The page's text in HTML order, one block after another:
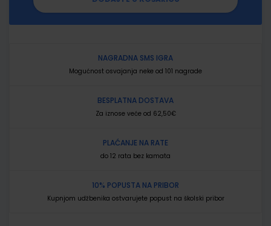
NAGRADNA SMS IGRA
Mogućnost osvajanja neke od 101 nagrade
BESPLATNA DOSTAVA
Za iznose veće od 62,50€
PLAĆANJE NA RATE
do 12 rata bez kamata
10% POPUSTA NA PRIBOR
Kupnjom udžbenika ostvarujete popust na školski pribor